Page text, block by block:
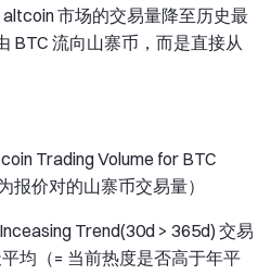
市场的交易量降至历史最
BTC 流向山寨币，而是直接从
Trading Volume for BTC
报价对的山寨币交易量）
Trend(30d > 365d) 交易
均（= 当前热度是否高于年平